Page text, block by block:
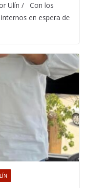
Ulín / Con los
en espera de